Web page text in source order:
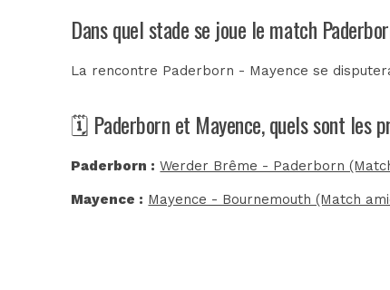
Dans quel stade se joue le match
La rencontre Paderborn - Mayence se
🗓️ Paderborn et Mayence, quels sont les
Paderborn : Werder Brême - Paderborn
Mayence : Mayence - Bournemouth (Match